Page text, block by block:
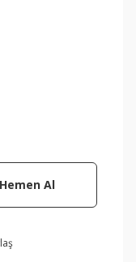
Hemen Al